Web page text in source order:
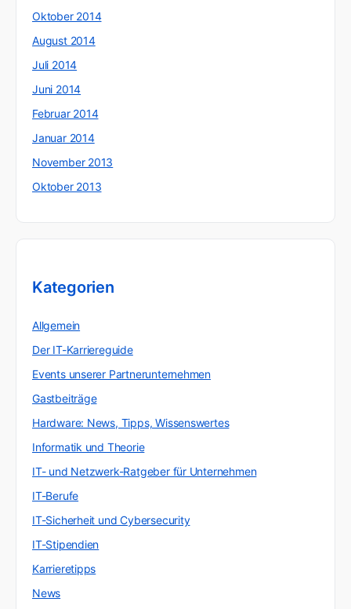
Oktober 2014
August 2014
Juli 2014
Juni 2014
Februar 2014
Januar 2014
November 2013
Oktober 2013
Kategorien
Allgemein
Der IT-Karriereguide
Events unserer Partnerunternehmen
Gastbeiträge
Hardware: News, Tipps, Wissenswertes
Informatik und Theorie
IT- und Netzwerk-Ratgeber für Unternehmen
IT-Berufe
IT-Sicherheit und Cybersecurity
IT-Stipendien
Karrieretipps
News